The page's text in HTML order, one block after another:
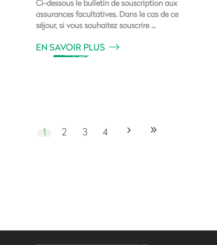
Ci-dessous le bulletin de souscription aux
assurances facultatives. Dans le cas de ce
séjour, si vous souhaitez souscrire
EN SAVOIR PLUS
1 2 3 4